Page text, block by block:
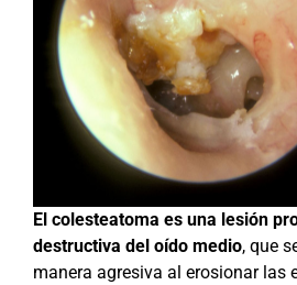
El colesteatoma es una lesión
destructiva del oído medio, que
manera agresiva al erosionar las